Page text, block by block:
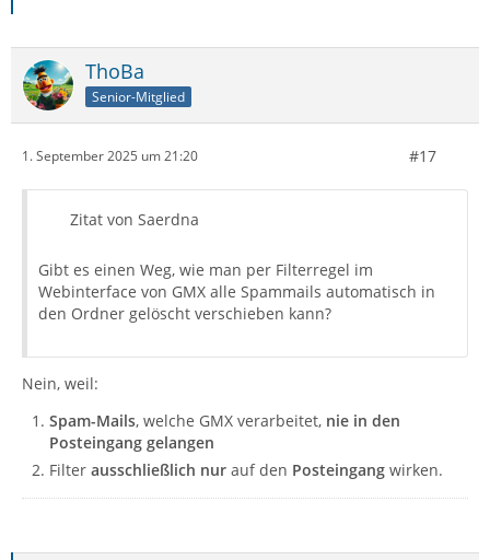
ThoBa
Senior-Mitglied
1. September 2025 um 21:20 #17
Zitat von Saerdna
Gibt es einen Weg, wie man per Filterregel im
Webinterface von GMX alle Spammails automatisch in
den Ordner gelöscht verschieben kann?
Nein, weil:
Spam-Mails, welche GMX verarbeitet, nie in den
Posteingang gelangen
Filter ausschließlich nur auf den Posteingang wirken.